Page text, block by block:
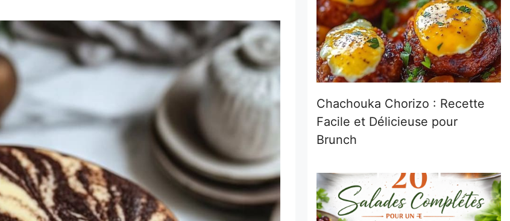
Chachouka Chorizo : Recette
Facile et Délicieuse pour
Brunch